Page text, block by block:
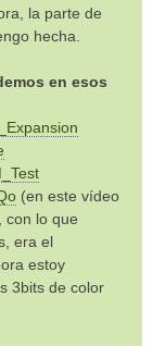
la parte de
hecha.
en esos
(en este vídeo
con lo que
era el
estoy
3bits de color